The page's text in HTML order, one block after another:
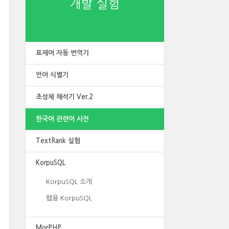
개발 실험
표제어 자동 번역기
언어 식별기
초성체 해석기 Ver.2
한국어 관련어 사전
TextRank 실험
KorpuSQL
KorpuSQL 소개
웹용 KorpuSQL
MorPHP